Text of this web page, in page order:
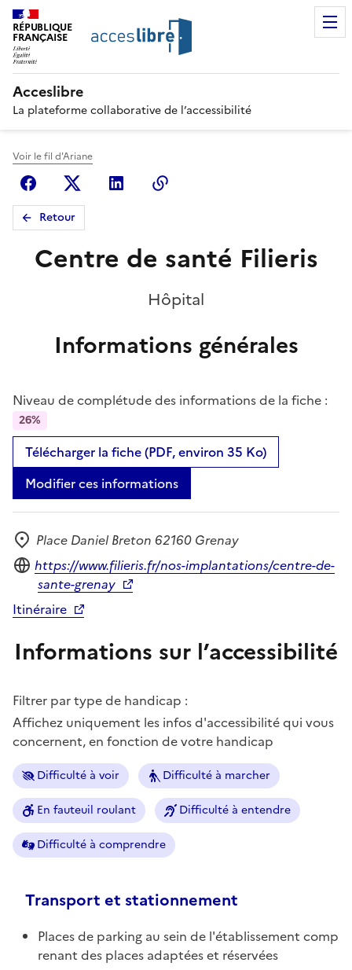
RÉPUBLIQUE
FRANÇAISE
Acceslibre
La plateforme collaborative de l’accessibilité
Voir le fil d'Ariane
FacebookX (anciennement Twitter)
Linkedin
Retour
Centre de santé Filieris
Hôpital
Informations générales
Niveau de complétude des informations de la fiche :
26%
Télécharger la fiche (PDF, environ 35 Ko)
Modifier ces informations
Adresse
Place Daniel Breton 62160 Grenay
Site internet
https://www.filieris.fr/nos-implantations/centre-de-
sante-grenay
Itinéraire
Informations sur l’accessibilité
Filtrer par type de handicap :
Affichez uniquement les infos d'accessibilité qui vous
concernent, en fonction de votre handicap
Difficulté à voir Difficulté à marcher
En fauteuil roulant Difficulté à entendre
Difficulté à comprendre
Transport et stationnement
Places de parking au sein de l'établissement comp
renant des places adaptées et réservées